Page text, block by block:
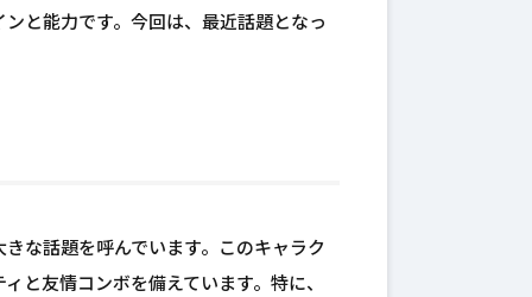
と能力です。今回は、最近話題となっ
な話題を呼んでいます。このキャラク
と友情コンボを備えています。特に、